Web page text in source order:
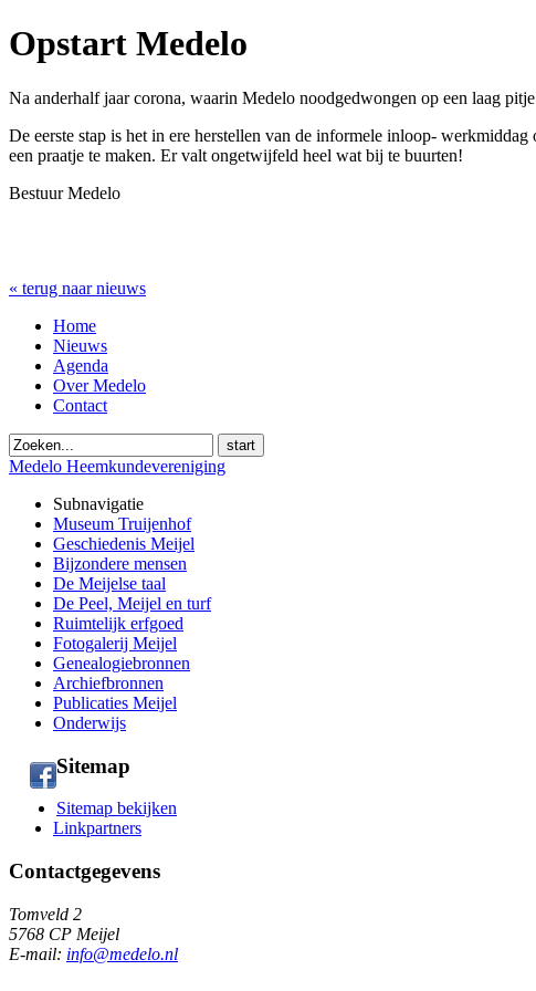
Opstart Medelo
Na anderhalf jaar corona, waarin Medelo noodgedwongen op een laag
De eerste stap is het in ere herstellen van de informele inloop-
een praatje te maken. Er valt ongetwijfeld heel wat bij te buurten!
Bestuur Medelo
« terug naar nieuws
Home
Nieuws
Agenda
Over Medelo
Contact
start
Medelo Heemkundevereniging
Subnavigatie
Museum Truijenhof
Geschiedenis Meijel
Bijzondere mensen
De Meijelse taal
De Peel, Meijel en turf
Ruimtelijk erfgoed
Fotogalerij Meijel
Genealogiebronnen
Archiefbronnen
Publicaties Meijel
Onderwijs
Sitemap
Sitemap bekijken
Linkpartners
Contactgegevens
Tomveld 2
5768 CP Meijel
E-mail: info@medelo.nl